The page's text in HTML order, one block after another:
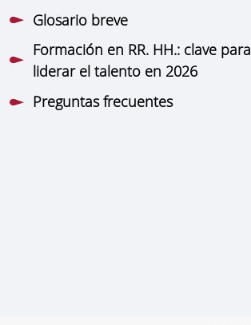
Glosario breve
Formación en RR. HH.: clave para
liderar el talento en 2026
Preguntas frecuentes